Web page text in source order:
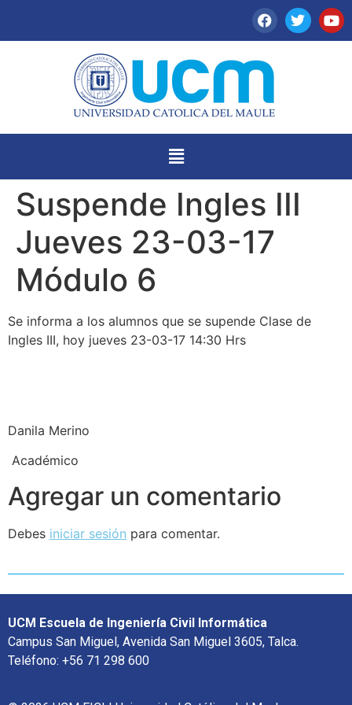
Suspende Ingles III
Jueves 23-03-17
Módulo 6
Se informa a los alumnos que se supende Clase de
Ingles III, hoy jueves 23-03-17 14:30 Hrs
Danila Merino
Académico
Agregar un comentario
Debes iniciar sesión para comentar.
UCM Escuela de Ingeniería Civil Informática
Campus San Miguel, Avenida San Miguel 3605, Talca.
Teléfono: +56 71 298 600